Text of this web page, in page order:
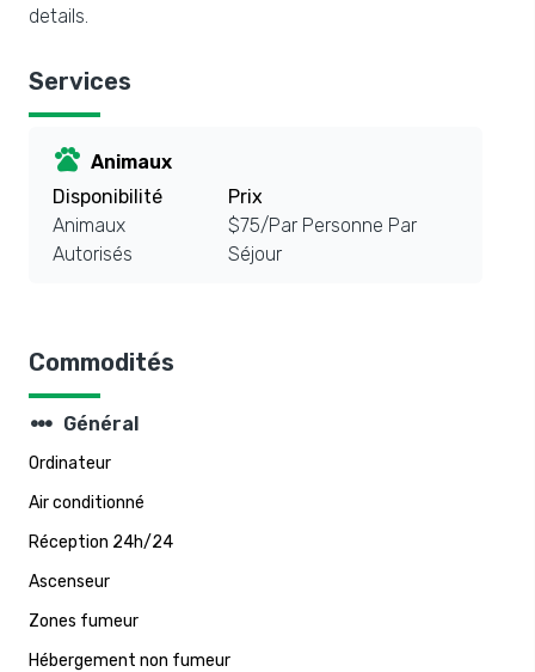
details.
Services
pets Animaux
Disponibilité
Animaux
Autorisés
Prix
$75/Par Personne Par
Séjour
Commodités
steppers Général
Ordinateur
Air conditionné
Réception 24h/24
Ascenseur
Zones fumeur
Hébergement non fumeur